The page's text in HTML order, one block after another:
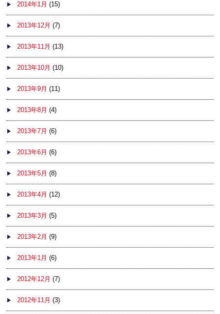
2014年1月 (15)
2013年12月 (7)
2013年11月 (13)
2013年10月 (10)
2013年9月 (11)
2013年8月 (4)
2013年7月 (6)
2013年6月 (6)
2013年5月 (8)
2013年4月 (12)
2013年3月 (5)
2013年2月 (9)
2013年1月 (6)
2012年12月 (7)
2012年11月 (3)